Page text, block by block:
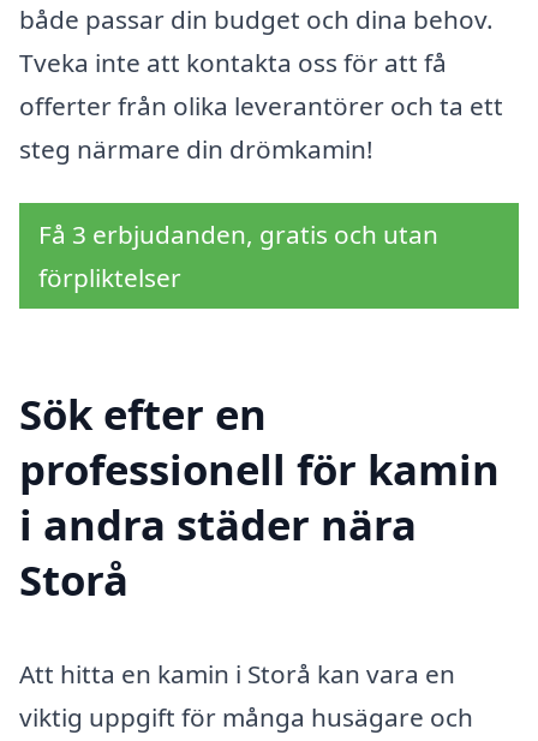
både passar din budget och dina behov.
Tveka inte att kontakta oss för att få
offerter från olika leverantörer och ta ett
steg närmare din drömkamin!
Få 3 erbjudanden, gratis och utan
förpliktelser
Sök efter en
professionell för kamin
i andra städer nära
Storå
Att hitta en kamin i Storå kan vara en
viktig uppgift för många husägare och